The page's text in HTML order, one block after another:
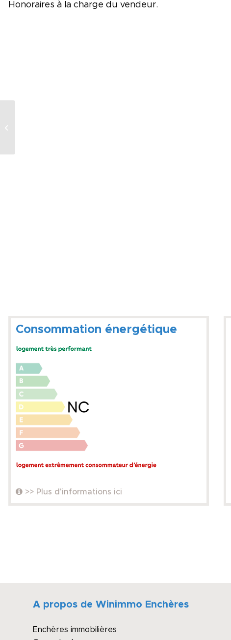
Honoraires à la charge du vendeur.
Consommation énergétique
>> Plus d'informations ici
A propos de Winimmo Enchères
Enchères immobilières